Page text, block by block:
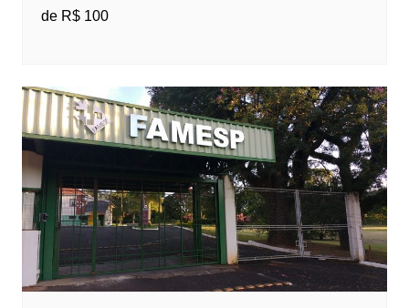
de R$ 100